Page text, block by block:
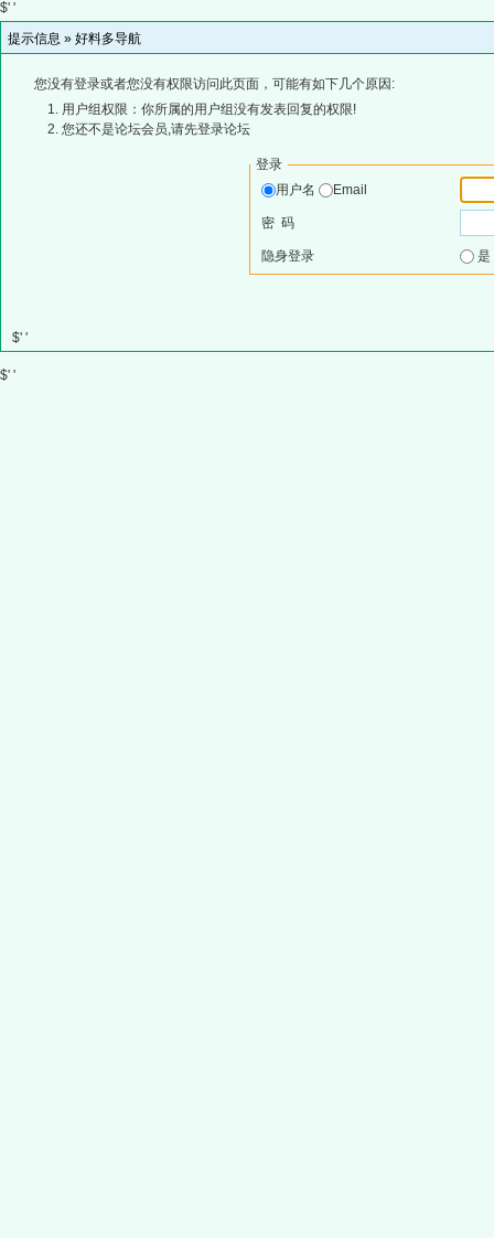
$' '
提示信息 » 好料多导航
您没有登录或者您没有权限访问此页面，可能有如下几个原因:
用户组权限：你所属的用户组没有发表回复的权限!
您还不是论坛会员,请先登录论坛
登录
用户名
Email
密 码
隐身登录
$' '
$' '